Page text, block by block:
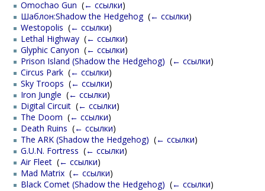
Omochao Gun (← ссылки)
Шаблон:Shadow the Hedgehog‎ (← ссылки)
Westopolis (← ссылки)
Lethal Highway (← ссылки)
Glyphic Canyon (← ссылки)
Prison Island (Shadow the Hedgehog) (← ссылки)
Circus Park (← ссылки)
Sky Troops (← ссылки)
Iron Jungle (← ссылки)
Digital Circuit (← ссылки)
The Doom (← ссылки)
Death Ruins (← ссылки)
The ARK (Shadow the Hedgehog) (← ссылки)
G.U.N. Fortress (← ссылки)
Air Fleet (← ссылки)
Mad Matrix (← ссылки)
Black Comet (Shadow the Hedgehog) (← ссылки)